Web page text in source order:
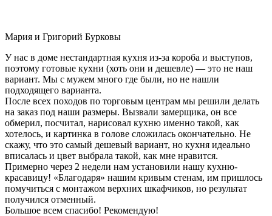
Мария и Григорий Бурковы
У нас в доме нестандартная кухня из-за короба и выступов,
поэтому готовые кухни (хоть они и дешевле) — это не наш
вариант. Мы с мужем много где были, но не нашли
подходящего варианта.
После всех походов по торговым центрам мы решили делать
на заказ под наши размеры. Вызвали замерщика, он все
обмерил, посчитал, нарисовал кухню именно такой, как
хотелось, и картинка в голове сложилась окончательно. Не
скажу, что это самый дешевый вариант, но кухня идеально
вписалась и цвет выбрала такой, как мне нравится.
Примерно через 2 недели нам установили нашу кухню-
красавицу! «Благодаря» нашим кривым стенам, им пришлось
помучиться с монтажом верхних шкафчиков, но результат
получился отменный.
Большое всем спасибо! Рекомендую!